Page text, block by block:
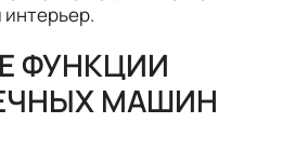
ФУНКЦИИ
МАШИН